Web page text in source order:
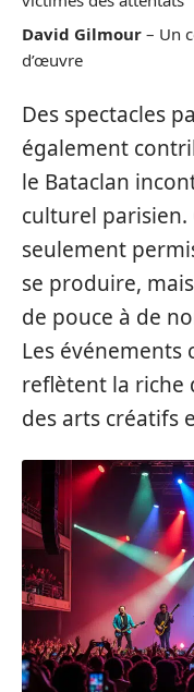
David Gilmour – Un
d’œuvre
Des spectacles
également
le Bataclan
culturel parisien.
seulement
se produire,
de pouce à de
Les événements
reflètent la riche
des arts créatifs